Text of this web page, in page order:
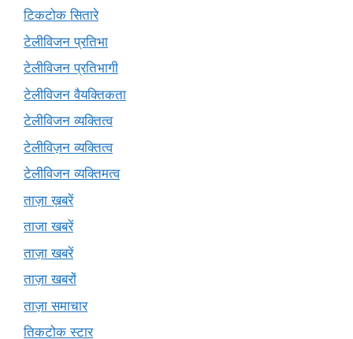
टिकटोक सितारे
टेलीविजन प्रतिभा
टेलीविजन प्रतिभागी
टेलीविजन वैयक्तिकता
टेलीविजन व्यक्तित्व
टेलीविज़न व्यक्तित्व
टेलीविजन व्यक्तिमत्व
ताज़ा ख़बरें
ताजा खबरें
ताज़ा खबरें
ताज़ा खबरों
ताज़ा समाचार
तिकटोक स्टार